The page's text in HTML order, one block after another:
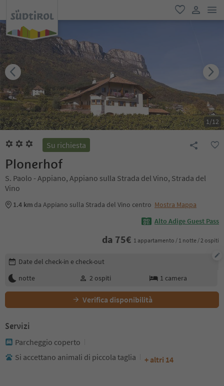
favoriti
user link
1/12
Su richiesta
Plonerhof
S. Paolo - Appiano, Appiano sulla Strada del Vino, Strada del
Vino
1.4 km da Appiano sulla Strada del Vino centro Mostra Mappa
Alto Adige Guest Pass
da 75€ 1 appartamento / 1 notte / 2 ospiti
Modifica i dettagli della prenotazione
Date del check-in e check-out
notte
2 ospiti 1 camera
Verifica disponibilità
Servizi
Parcheggio coperto
Si accettano animali di piccola taglia
+ altri 14